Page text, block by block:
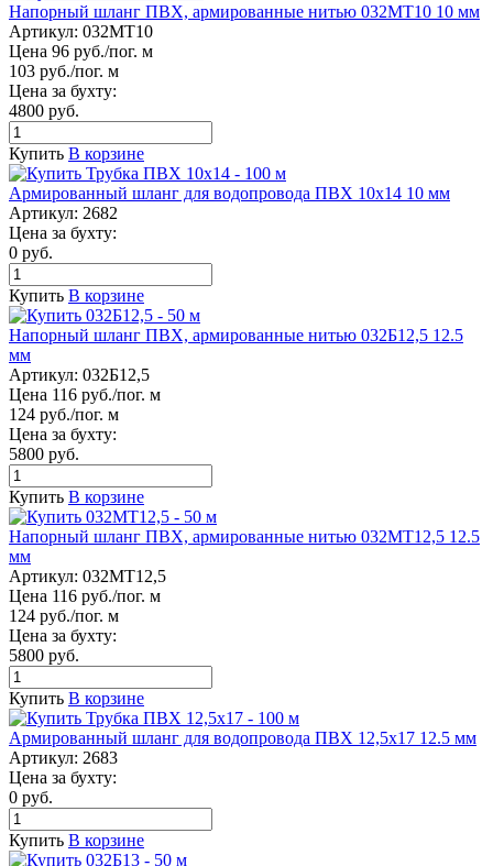
Напорный шланг ПВХ, армированные нитью 032МТ10 10 мм
Артикул: 032МТ10
Цена 96 руб./пог. м
103 руб./пог. м
Цена за бухту:
4800 руб.
Купить В корзине
Армированный шланг для водопровода ПВХ 10x14 10 мм
Артикул: 2682
Цена за бухту:
0 руб.
Купить В корзине
Напорный шланг ПВХ, армированные нитью 032Б12,5 12.5
мм
Артикул: 032Б12,5
Цена 116 руб./пог. м
124 руб./пог. м
Цена за бухту:
5800 руб.
Купить В корзине
Напорный шланг ПВХ, армированные нитью 032МТ12,5 12.5
мм
Артикул: 032МТ12,5
Цена 116 руб./пог. м
124 руб./пог. м
Цена за бухту:
5800 руб.
Купить В корзине
Армированный шланг для водопровода ПВХ 12,5х17 12.5 мм
Артикул: 2683
Цена за бухту:
0 руб.
Купить В корзине